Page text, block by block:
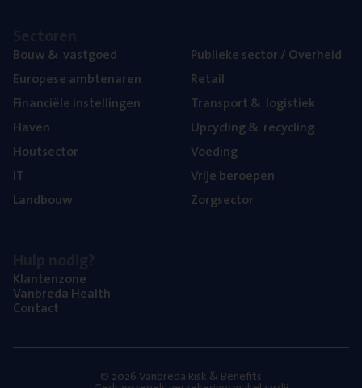
Bouw& vastgoed
Euro­pe­se ambtenaren
Finan­ci­ë­le instellingen
Haven
Hout­sec­tor
IT
Land­bouw
Publie­ke sec­tor / Overheid
Retail
Trans­port& logistiek
Upcy­cling& recycling
Voe­ding
Vrije beroe­pen
Zorg­sec­tor
Klan­ten­zo­ne
Van­b­re­da Health
Con­tact
© 2026 Vanbreda Risk & Benefits